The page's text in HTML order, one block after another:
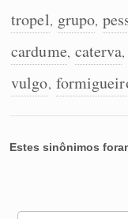
Dicionário
Sinônimos
tropel, grupo,
cardume, caterva,
vulgo,
Estes sinônimos